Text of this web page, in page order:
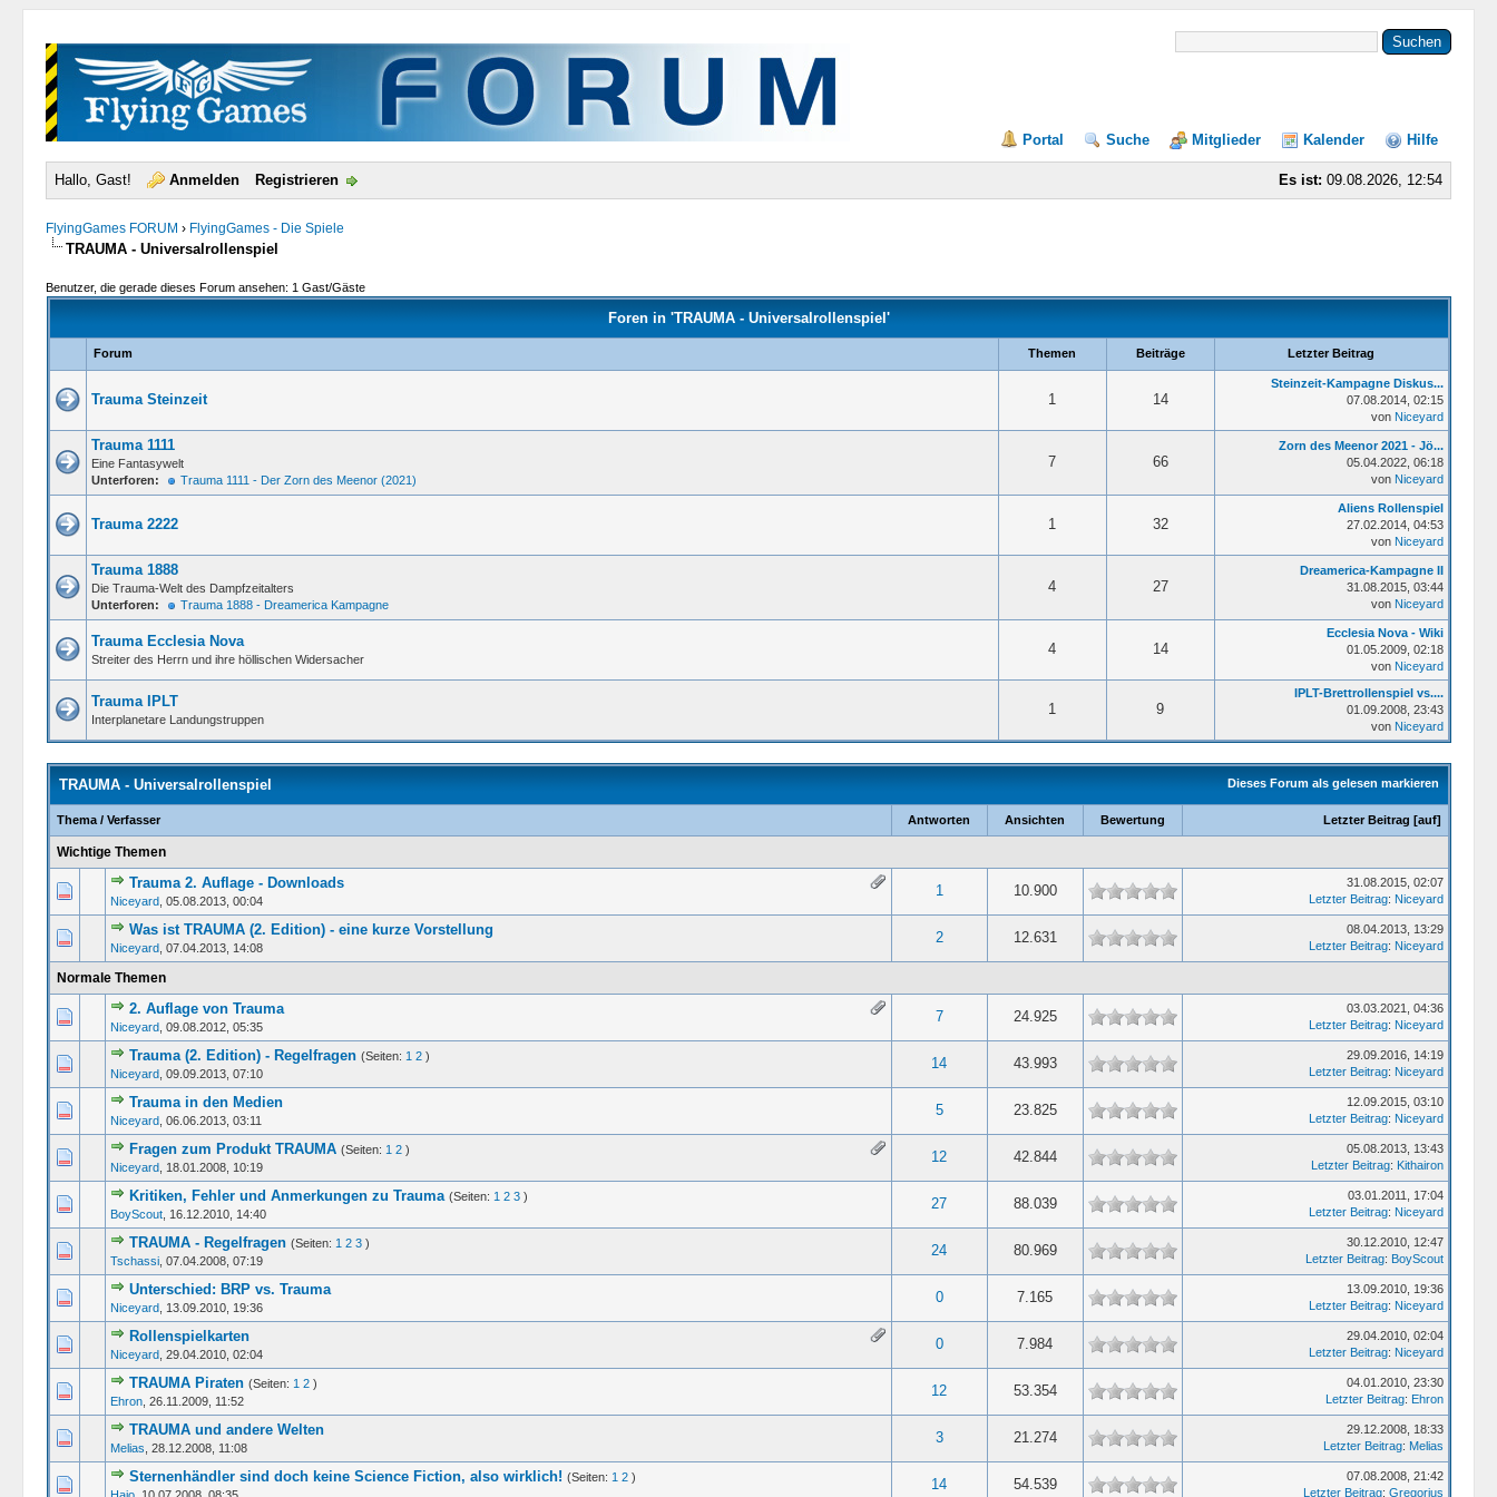
Portal Suche Mitglieder Kalender Hilfe
Es ist: 09.08.2026, 12:54
Hallo, Gast! Anmelden Registrieren
FlyingGames FORUM › FlyingGames - Die Spiele
TRAUMA - Universalrollenspiel
Benutzer, die gerade dieses Forum ansehen: 1 Gast/Gäste
Foren in 'TRAUMA - Universalrollenspiel'
Forum Themen Beiträge Letzter Beitrag
Trauma Steinzeit 1 14
Steinzeit-Kampagne Diskus...
07.08.2014, 02:15
von Niceyard
Trauma 1111
Eine Fantasywelt
Unterforen:
Trauma 1111 - Der Zorn des Meenor (2021)
7 66
Zorn des Meenor 2021 - Jö...
05.04.2022, 06:18
von Niceyard
Trauma 2222 1 32
Aliens Rollenspiel
27.02.2014, 04:53
von Niceyard
Trauma 1888
Die Trauma-Welt des Dampfzeitalters
Unterforen:
Trauma 1888 - Dreamerica Kampagne
4 27
Dreamerica-Kampagne II
31.08.2015, 03:44
von Niceyard
Trauma Ecclesia Nova
Streiter des Herrn und ihre höllischen Widersacher
4 14
Ecclesia Nova - Wiki
01.05.2009, 02:18
von Niceyard
Trauma IPLT
Interplanetare Landungstruppen
1 9
IPLT-Brettrollenspiel vs....
01.09.2008, 23:43
von Niceyard
Dieses Forum als gelesen markieren
TRAUMA - Universalrollenspiel
Thema/ Verfasser Antworten Ansichten Bewertung Letzter Beitrag [auf]
Wichtige Themen
Trauma 2. Auflage - Downloads
Niceyard, 05.08.2013, 00:04
1 10.900
31.08.2015, 02:07
Letzter Beitrag: Niceyard
Was ist TRAUMA (2. Edition) - eine kurze Vorstellung
Niceyard, 07.04.2013, 14:08
2 12.631
0 Bewertung(en) - 0 von 5 durchschnittlich
08.04.2013, 13:29
Letzter Beitrag: Niceyard
Normale Themen
2. Auflage von Trauma
Niceyard, 09.08.2012, 05:35
7 24.925
03.03.2021, 04:36
Letzter Beitrag: Niceyard
Trauma (2. Edition) - Regelfragen (Seiten: 1 2 )
Niceyard, 09.09.2013, 07:10
14 43.993
0 Bewertung(en) - 0 von 5 durchschnittlich
29.09.2016, 14:19
Letzter Beitrag: Niceyard
Trauma in den Medien
Niceyard, 06.06.2013, 03:11
5 23.825
12.09.2015, 03:10
Letzter Beitrag: Niceyard
Fragen zum Produkt TRAUMA (Seiten: 1 2 )
Niceyard, 18.01.2008, 10:19
12 42.844
0 Bewertung(en) - 0 von 5 durchschnittlich
05.08.2013, 13:43
Letzter Beitrag: Kithairon
Kritiken, Fehler und Anmerkungen zu Trauma (Seiten: 1 2 3 )
BoyScout, 16.12.2010, 14:40
27 88.039
0 Bewertung(en) - 0 von 5 durchschnittlich
03.01.2011, 17:04
Letzter Beitrag: Niceyard
TRAUMA - Regelfragen (Seiten: 1 2 3 )
Tschassi, 07.04.2008, 07:19
24 80.969
30.12.2010, 12:47
Letzter Beitrag: BoyScout
Unterschied: BRP vs. Trauma
Niceyard, 13.09.2010, 19:36
0 7.165
13.09.2010, 19:36
Letzter Beitrag: Niceyard
Rollenspielkarten
Niceyard, 29.04.2010, 02:04
0 7.984
29.04.2010, 02:04
Letzter Beitrag: Niceyard
TRAUMA Piraten (Seiten: 1 2 )
Ehron, 26.11.2009, 11:52
12 53.354
04.01.2010, 23:30
Letzter Beitrag: Ehron
TRAUMA und andere Welten
Melias 28.12.2008, 11:08
3 21.274
29.12.2008, 18:33
Letzter Beitrag: Melias
Sternenhändler sind doch keine Science Fiction, also wirklich! (Seiten: 1 2 )
14 54.539
0 Bewertung(en) - 0 von 5 durchschnittlich
123 45
07.08.2008, 21:42
Letzter Beitrag: Gregorius